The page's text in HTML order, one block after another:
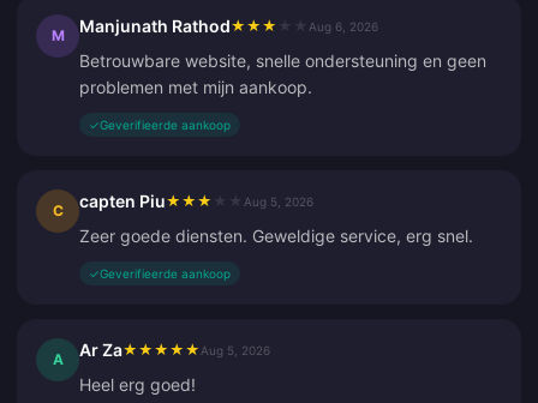
M Manjunath Rathod★ ★ ★ Aug 6, 2026
Betrouwbare website, snelle ondersteuning en geen
problemen met mijn aankoop.
✓Geverifieerde aankoop
C capten Piu★ ★ ★ Aug 5, 2026
Zeer goede diensten. Geweldige service, erg snel.
✓Geverifieerde aankoop
A Ar Za★ ★ ★ ★ ★ Aug 5, 2026
Heel erg goed!